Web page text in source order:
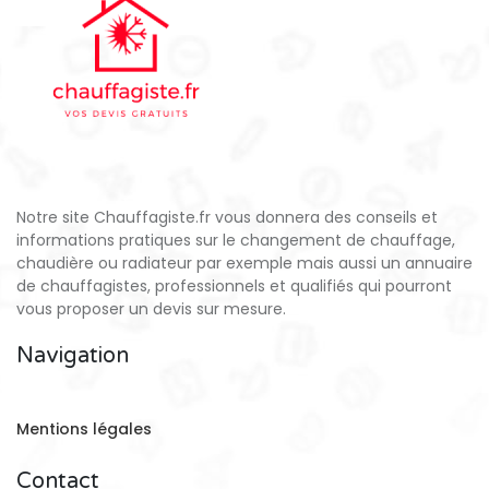
Notre site Chauffagiste.fr vous donnera des conseils et
informations pratiques sur le changement de chauffage,
chaudière ou radiateur par exemple mais aussi un annuaire
de chauffagistes, professionnels et qualifiés qui pourront
vous proposer un devis sur mesure.
Navigation
Mentions légales
Contact